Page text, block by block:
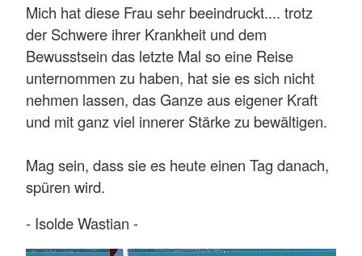
Mich hat diese Frau sehr beeindruckt.... trotz
der Schwere ihrer Krankheit und dem
Bewusstsein das letzte Mal so eine Reise
unternommen zu haben, hat sie es sich nicht
nehmen lassen, das Ganze aus eigener Kraft
und mit ganz viel innerer Stärke zu bewältigen.
Mag sein, dass sie es heute einen Tag danach,
spüren wird.
- Isolde Wastian -